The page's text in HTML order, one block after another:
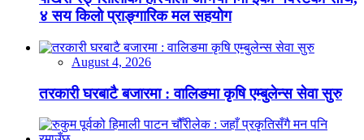
४ सय किलो प्राङ्गारिक मल सहयोग
August 4, 2026
तरकारी घरबाटै बजारमा : वालिङमा कृषि एम्बुलेन्स सेवा सुरु